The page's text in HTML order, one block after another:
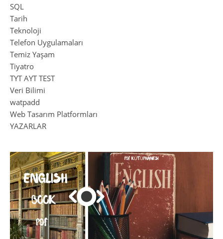
SQL
Tarih
Teknoloji
Telefon Uygulamaları
Temiz Yaşam
Tiyatro
TYT AYT TEST
Veri Bilimi
watpadd
Web Tasarım Platformları
YAZARLAR